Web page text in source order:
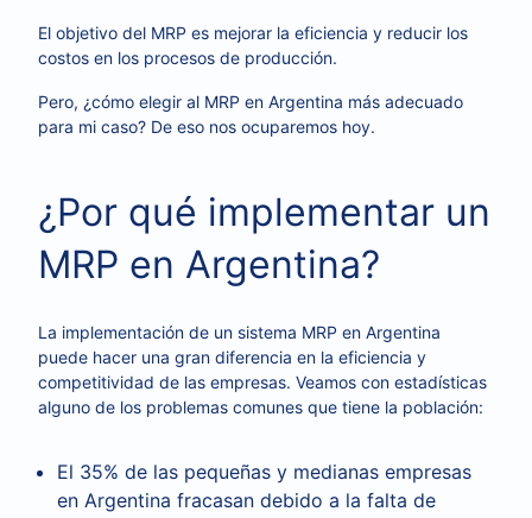
El objetivo del MRP es mejorar la eficiencia y reducir los
costos en los procesos de producción.
Pero, ¿cómo elegir al MRP en Argentina más adecuado
para mi caso? De eso nos ocuparemos hoy.
¿Por qué implementar un
MRP en Argentina?
La implementación de un sistema MRP en Argentina
puede hacer una gran diferencia en la eficiencia y
competitividad de las empresas. Veamos con estadísticas
alguno de los problemas comunes que tiene la población:
El 35% de las pequeñas y medianas empresas
en Argentina fracasan debido a la falta de